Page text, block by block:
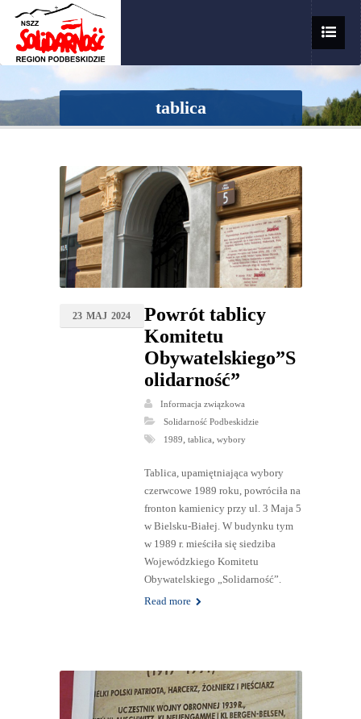
tablica
23 MAJ 2024
Powrót tablicy
Komitetu
Obywatelskiego”S
olidarność”
Informacja związkowa
Solidarność Podbeskidzie
1989 tablica wybory
Tablica, upamiętniająca wybory
czerwcowe 1989 roku, powróciła na
fronton kamienicy przy ul. 3 Maja 5
w Bielsku-Białej. W budynku tym
w 1989 r. mieściła się siedziba
Wojewódzkiego Komitetu
Obywatelskiego „Solidarność”.
Read more